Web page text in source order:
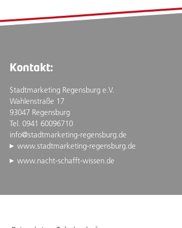
Kontakt:
Stadtmarketing Regensburg e.V.
Wahlenstraße 17
93047 Regensburg
Tel. 0941 60096710
info@stadtmarketing-regensburg.de
www.stadtmarketing-regensburg.de
www.nacht-schafft-wissen.de